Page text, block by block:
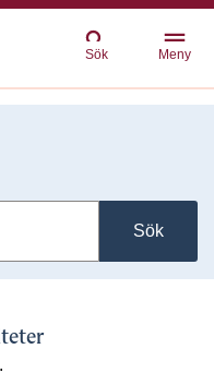
Sök Meny
Sök